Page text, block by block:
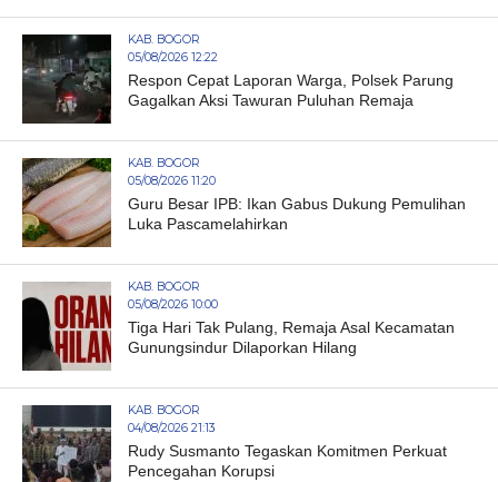
KAB. BOGOR
05/08/2026 12:22
Respon Cepat Laporan Warga, Polsek Parung
Gagalkan Aksi Tawuran Puluhan Remaja
KAB. BOGOR
05/08/2026 11:20
Guru Besar IPB: Ikan Gabus Dukung Pemulihan
Luka Pascamelahirkan
KAB. BOGOR
05/08/2026 10:00
Tiga Hari Tak Pulang, Remaja Asal Kecamatan
Gunungsindur Dilaporkan Hilang
KAB. BOGOR
04/08/2026 21:13
Rudy Susmanto Tegaskan Komitmen Perkuat
Pencegahan Korupsi